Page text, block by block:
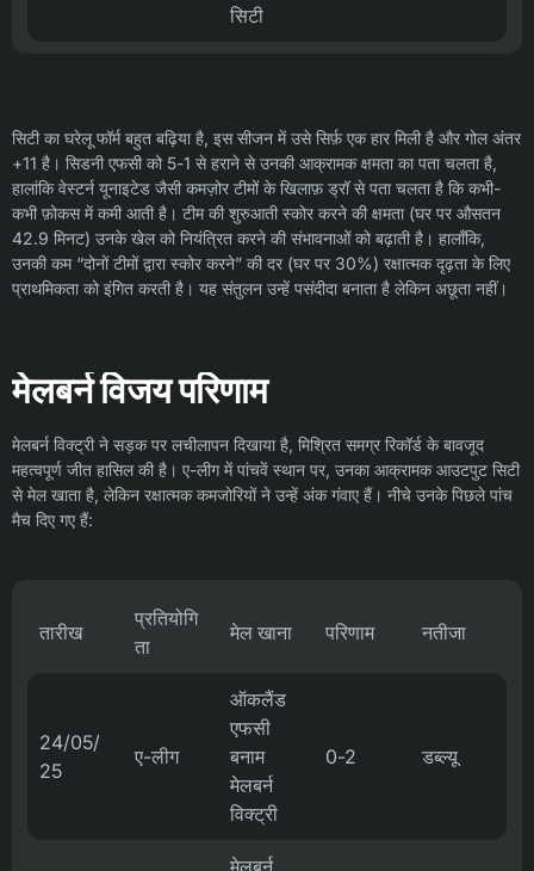
सिटी
सिटी का घरेलू फॉर्म बहुत बढ़िया है, इस सीजन में उसे सिर्फ़ एक हार मिली है और गोल अंतर
+11 है। सिडनी एफसी को 5-1 से हराने से उनकी आक्रामक क्षमता का पता चलता है,
हालांकि वेस्टर्न यूनाइटेड जैसी कमज़ोर टीमों के खिलाफ़ ड्रॉ से पता चलता है कि कभी-
कभी फ़ोकस में कमी आती है। टीम की शुरुआती स्कोर करने की क्षमता (घर पर औसतन
42.9 मिनट) उनके खेल को नियंत्रित करने की संभावनाओं को बढ़ाती है। हालाँकि,
उनकी कम “दोनों टीमों द्वारा स्कोर करने” की दर (घर पर 30%) रक्षात्मक दृढ़ता के लिए
प्राथमिकता को इंगित करती है। यह संतुलन उन्हें पसंदीदा बनाता है लेकिन अछूता नहीं।
मेलबर्न विजय परिणाम
मेलबर्न विक्ट्री ने सड़क पर लचीलापन दिखाया है, मिश्रित समग्र रिकॉर्ड के बावजूद
महत्वपूर्ण जीत हासिल की है। ए-लीग में पांचवें स्थान पर, उनका आक्रामक आउटपुट सिटी
से मेल खाता है, लेकिन रक्षात्मक कमजोरियों ने उन्हें अंक गंवाए हैं। नीचे उनके पिछले पांच
मैच दिए गए हैं:
तारीख
प्रतियोगि
ता
मेल खाना परिणाम नतीजा
24/05/
25
ए-लीग
ऑकलैंड
एफसी
बनाम
मेलबर्न
विक्ट्री
0-2 डब्ल्यू
मेलबर्न